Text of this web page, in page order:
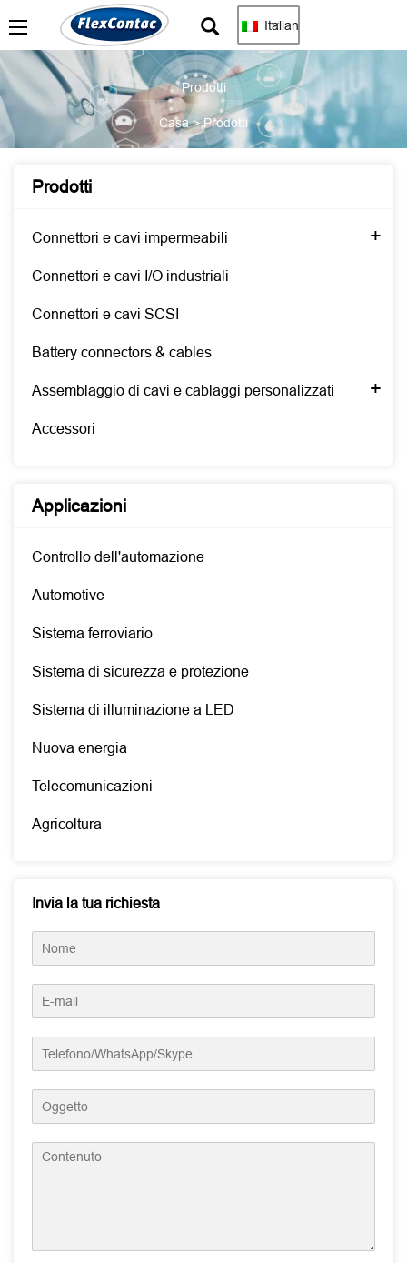
Italian
Prodotti
Casa>Prodotti
Prodotti
Connettori e cavi impermeabili +
Connettori e cavi I/O industriali
Connettori e cavi SCSI
Battery connectors & cables
Assemblaggio di cavi e cablaggi personalizzati +
Accessori
Applicazioni
Controllo dell'automazione
Automotive
Sistema ferroviario
Sistema di sicurezza e protezione
Sistema di illuminazione a LED
Nuova energia
Telecomunicazioni
Agricoltura
Invia la tua richiesta